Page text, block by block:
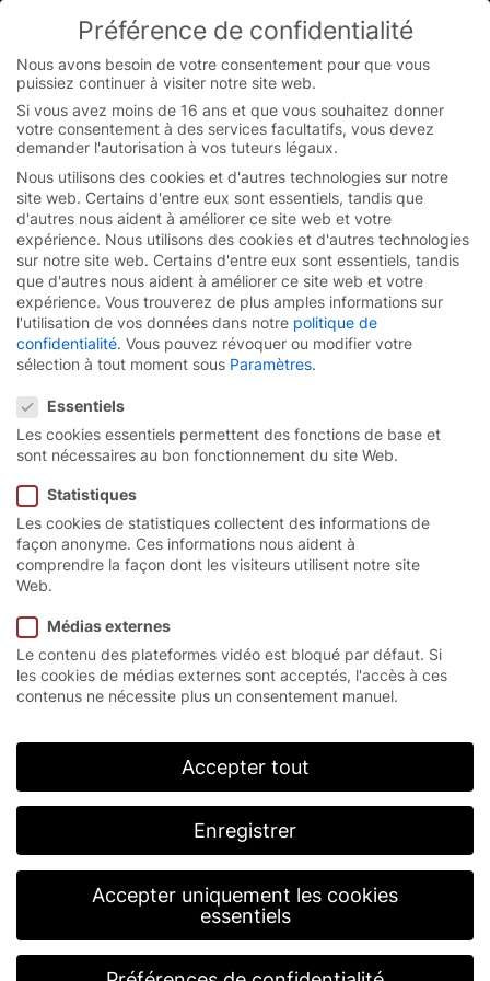
You are currently on the French-Belgian website.
Switch to the English version.
Skip
content
Porte rapide à
enroulement
Soft Touch.
Le talent multifonctionnel
flexible.
La porte rapide à enroulement EFA-SRT® Soft
est une porte intérieure conçue spécialement pour
l’utilisation industrielle intensive. Elle est résistante
aux collisions, fiable, peu encombrante et nécessite
peu de maintenance. Elle est donc particulièrement
recommandée dans les domaines d’utilisation avec
une circulation de personnes dense.
Préférence de confidentialité
Nous avons besoin de votre consentement pour que vous
puissiez continuer à visiter notre site web.
Si vous avez moins de 16 ans et que vous souhaitez donner
votre consentement à des services facultatifs, vous devez
demander l'autorisation à vos tuteurs légaux.
Nous utilisons des cookies et d'autres technologies sur notre
site web. Certains d'entre eux sont essentiels, tandis que
d'autres nous aident à améliorer ce site web et votre
expérience. Nous utilisons des cookies et d'autres technologies
sur notre site web. Certains d'entre eux sont essentiels, tandis
que d'autres nous aident à améliorer ce site web et votre
expérience. Vous trouverez de plus amples informations sur
l'utilisation de vos données dans notre politique de
confidentialité. Vous pouvez révoquer ou modifier votre
sélection à tout moment sous Paramètres.
Essentiels
Les cookies essentiels permettent des fonctions de base et
sont nécessaires au bon fonctionnement du site Web.
Statistiques
Les cookies de statistiques collectent des informations de
façon anonyme. Ces informations nous aident à
comprendre la façon dont les visiteurs utilisent notre site
Web.
Médias externes
Le contenu des plateformes vidéo est bloqué par défaut. Si
les cookies de médias externes sont acceptés, l'accès à ces
contenus ne nécessite plus un consentement manuel.
Accepter tout
Enregistrer
Accepter uniquement les cookies
essentiels